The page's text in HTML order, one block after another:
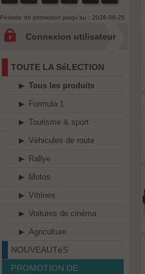
Période de promotion jusqu'au : 2026-08-25
Connexion utilisateur
TOUTE LA SéLECTION
Tous les produits
Formula 1
Tourisme & sport
Véhicules de route
Rallye
Motos
Vitrines
Voitures de cinéma
Agriculture
NOUVEAUTéS
PROMOTION DE